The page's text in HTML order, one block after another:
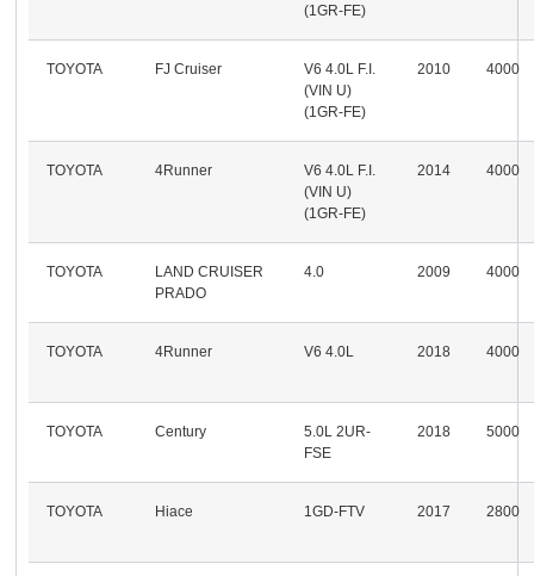
(1GR-FE)
TOYOTA FJ Cruiser
V6 4.0L F.I.
(VIN U)
(1GR-FE)
2010 4000
TOYOTA 4Runner
V6 4.0L F.I.
(VIN U)
(1GR-FE)
2014 4000
TOYOTA
LAND CRUISER
PRADO
4.0 2009 4000
TOYOTA 4Runner V6 4.0L 2018 4000
TOYOTA Century
5.0L 2UR-
FSE
2018 5000
TOYOTA Hiace 1GD-FTV 2017 2800